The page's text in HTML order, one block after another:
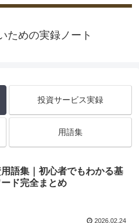
ための実録ノート
投資サービス実録
用語集
語集｜初心者でもわかる基
ド完全まとめ
2026.02.24